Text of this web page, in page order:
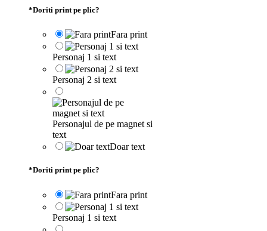
*Doriti print pe plic?
Fara print
Personaj 1 si text
Personaj 2 si text
Personajul de pe magnet si
text
Doar text
*Doriti print pe plic?
Fara print
Personaj 1 si text